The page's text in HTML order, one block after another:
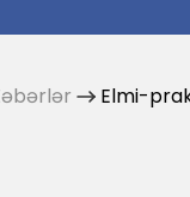
Elmi-